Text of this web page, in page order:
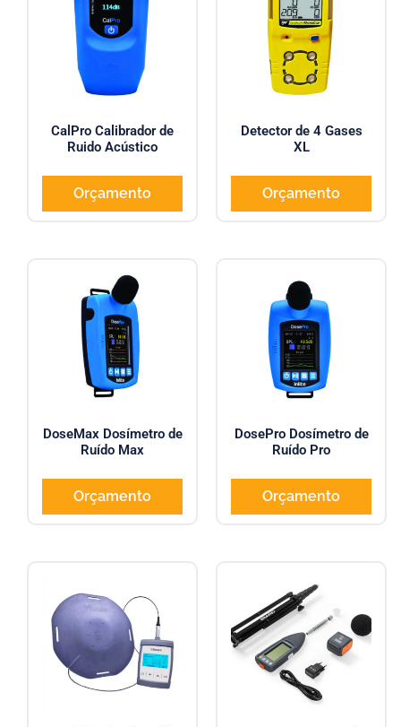
CalPro Calibrador de
Ruido Acústico
Orçamento
Detector de 4 Gases
XL
Orçamento
DoseMax Dosímetro de
Ruído Max
Orçamento
DosePro Dosímetro de
Ruído Pro
Orçamento